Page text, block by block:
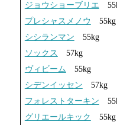
ジョウショーブリエ
プレシャスメノウ
55kg
シシランマン 55kg
ソックス
57kg
ヴィビーム 55kg
シデンイッセン 57kg
フォレストターキン
グリエールキック
55kg